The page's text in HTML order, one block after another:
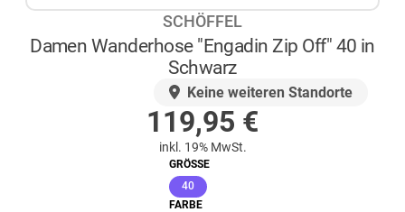
SCHÖFFEL
Damen Wanderhose "Engadin Zip Off" 40 in
Schwarz
Keine weiteren Standorte
119,95 €
inkl. 19% MwSt.
GRÖSSE
40(ausgewählt)
FARBE